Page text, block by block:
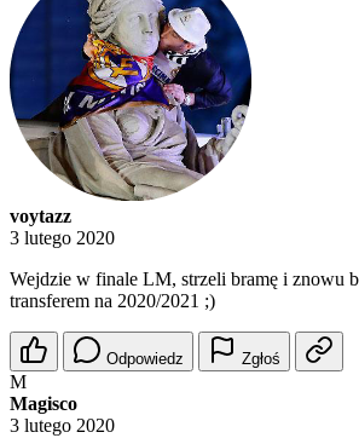
voytazz
3 lutego 2020
Wejdzie w finale LM, strzeli bramę i znowu
transferem na 2020/2021 ;)
Odpowiedz Zgłoś
M
Magisco
3 lutego 2020